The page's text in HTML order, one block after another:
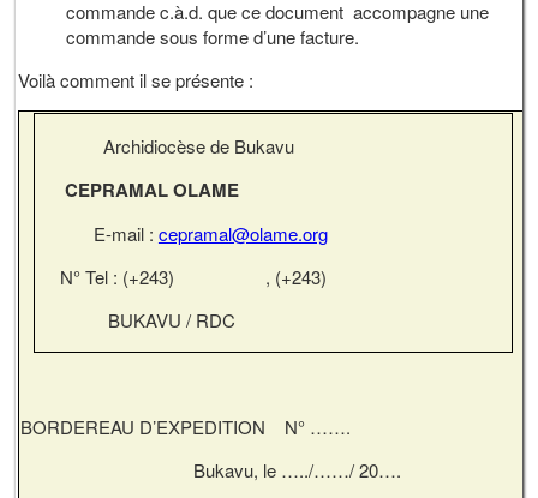
commande c.à.d. que ce document accompagne une
commande sous forme d’une facture.
Voilà comment il se présente :
Archidiocèse de Bukavu
CEPRAMAL OLAME
E-mail : cepramal@olame.org
N° Tel : (+243) , (+243)
BUKAVU / RDC
BORDEREAU D’EXPEDITION N° …….
Bukavu, le …../……/ 20….